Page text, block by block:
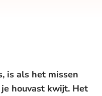
is als het missen
houvast kwijt. Het